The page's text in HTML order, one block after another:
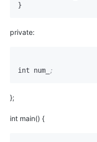
}
private:
int num_ ;
};
int main() {